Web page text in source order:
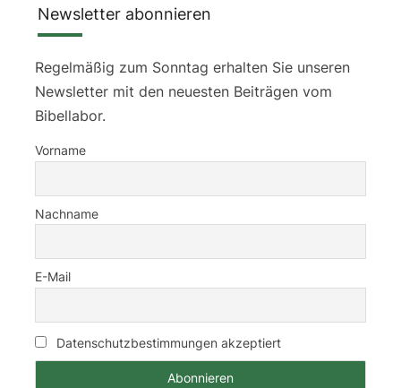
Newsletter abonnieren
Regelmäßig zum Sonntag erhalten Sie unseren
Newsletter mit den neuesten Beiträgen vom
Bibellabor.
Vorname
Nachname
E-Mail
Datenschutzbestimmungen akzeptiert